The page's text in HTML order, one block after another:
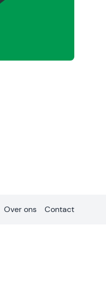
Over ons Contact